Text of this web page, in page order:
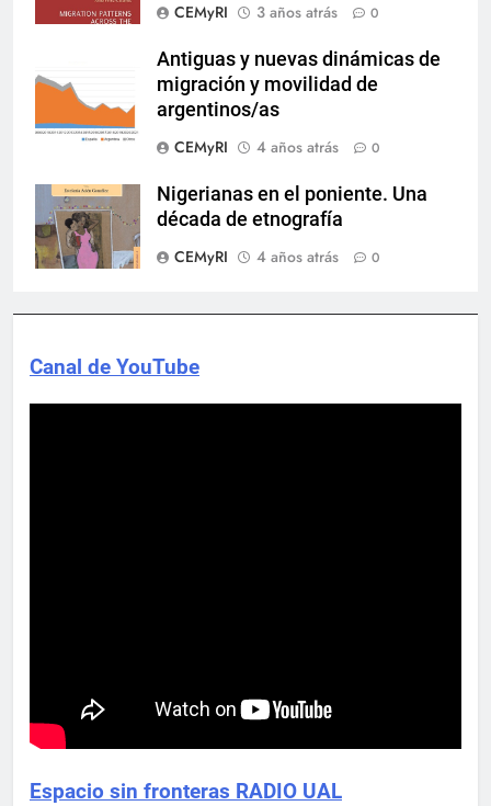
CEMyRI
3 años atrás 0
Antiguas y nuevas dinámicas de
migración y movilidad de
argentinos/as
CEMyRI
4 años atrás 0
Nigerianas en el poniente. Una
década de etnografía
CEMyRI
4 años atrás 0
Canal de YouTube
Espacio sin fronteras RADIO UAL